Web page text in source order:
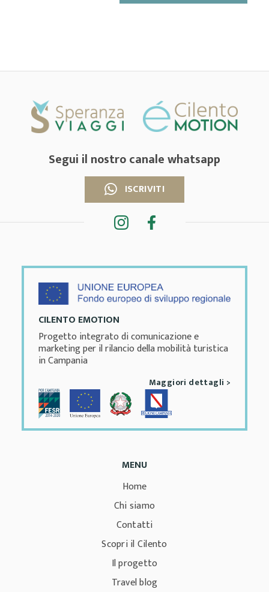
Segui il nostro canale whatsapp
ISCRIVITI
CILENTO EMOTION
Progetto integrato di comunicazione e
marketing per il rilancio della mobilità turistica
in Campania
Maggiori dettagli >
MENU
Home
Chi siamo
Contatti
Scopri il Cilento
Il progetto
Travel blog